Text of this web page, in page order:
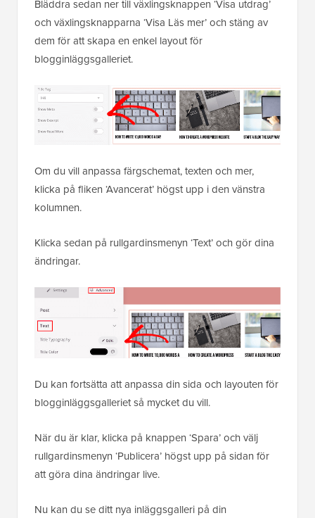
Bläddra sedan ner till växlingsknappen ‘Visa utdrag’
och växlingsknapparna ‘Visa Läs mer’ och stäng av
dem för att skapa en enkel layout för
blogginläggsgalleriet.
Om du vill anpassa färgschemat, texten och mer,
klicka på fliken ‘Avancerat’ högst upp i den vänstra
kolumnen.
Klicka sedan på rullgardinsmenyn ‘Text’ och gör dina
ändringar.
Du kan fortsätta att anpassa din sida och layouten för
blogginläggsgalleriet så mycket du vill.
När du är klar, klicka på knappen ‘Spara’ och välj
rullgardinsmenyn ‘Publicera’ högst upp på sidan för
att göra dina ändringar live.
Nu kan du se ditt nya inläggsgalleri på din